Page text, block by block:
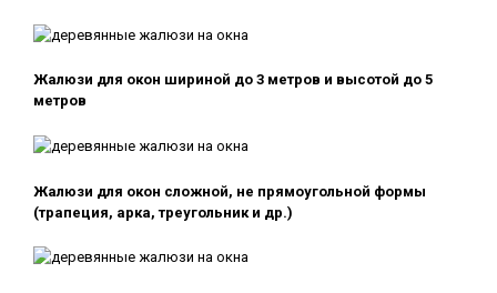
Жалюзи для окон шириной до 3 метров и высотой до 5
метров
Жалюзи для окон сложной, не прямоугольной формы
(трапеция, арка, треугольник и др.)